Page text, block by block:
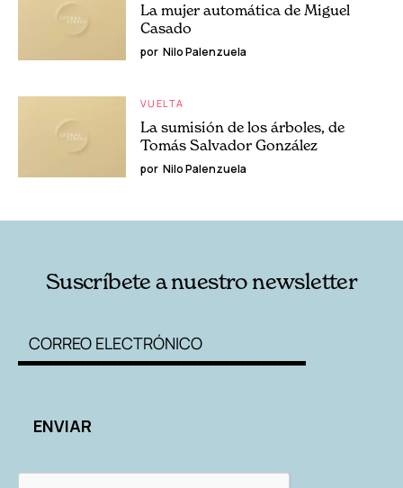
La mujer automática de Miguel
Casado
por Nilo Palenzuela
VUELTA
La sumisión de los árboles, de
Tomás Salvador González
por Nilo Palenzuela
Suscríbete a nuestro newsletter